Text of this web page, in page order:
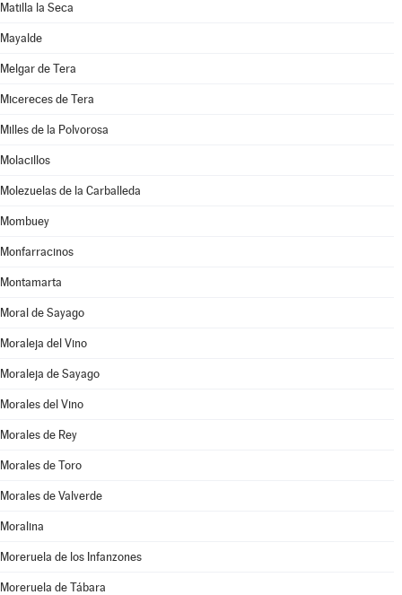
Matilla la Seca
Mayalde
Melgar de Tera
Micereces de Tera
Milles de la Polvorosa
Molacillos
Molezuelas de la Carballeda
Mombuey
Monfarracinos
Montamarta
Moral de Sayago
Moraleja del Vino
Moraleja de Sayago
Morales del Vino
Morales de Rey
Morales de Toro
Morales de Valverde
Moralina
Moreruela de los Infanzones
Moreruela de Tábara